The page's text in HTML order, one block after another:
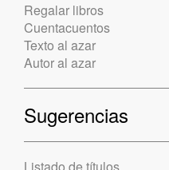
Regalar libros
Cuentacuentos
Texto al azar
Autor al azar
Sugerencias